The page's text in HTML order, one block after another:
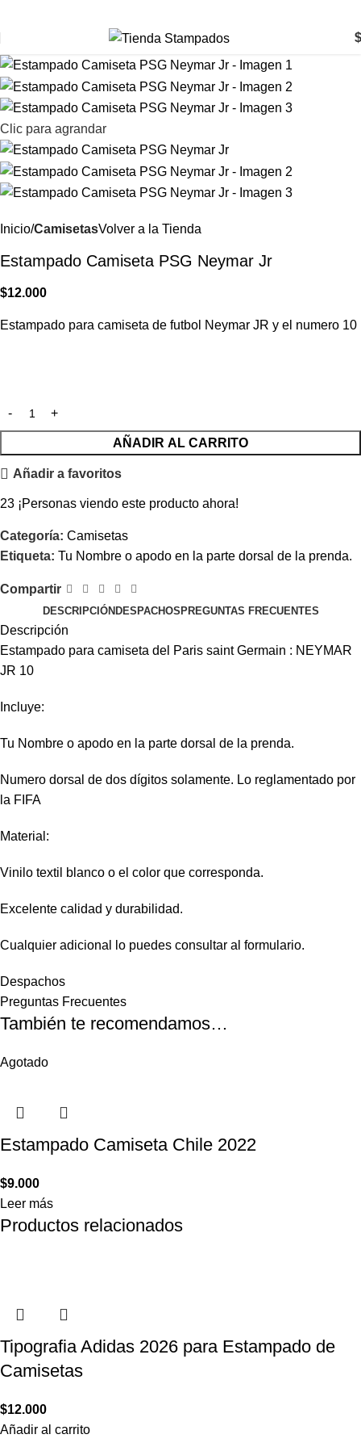
$
Clic para agrandar
Inicio CamisetasVolver a la Tienda
Estampado Camiseta PSG Neymar Jr
$12.000
Estampado para camiseta de futbol Neymar JR y el numero 10
AÑADIR AL CARRITO
Añadir a favoritos
23 ¡Personas viendo este producto ahora!
Categoría: Camisetas
Etiqueta: Tu Nombre o apodo en la parte dorsal de la prenda.
Compartir
DESCRIPCIÓN DESPACHOS PREGUNTAS FRECUENTES
Descripción
Estampado para camiseta del Paris saint Germain : NEYMAR
JR 10
Incluye:
Tu Nombre o apodo en la parte dorsal de la prenda.
Numero dorsal de dos dígitos solamente. Lo reglamentado por
la FIFA
Material:
Vinilo textil blanco o el color que corresponda.
Excelente calidad y durabilidad.
Cualquier adicional lo puedes consultar al formulario.
Despachos
Preguntas Frecuentes
También te recomendamos…
Agotado
Estampado Camiseta Chile 2022
$9.000
Leer más
Productos relacionados
Tipografia Adidas 2026 para Estampado de
Camisetas
$12.000
Añadir al carrito